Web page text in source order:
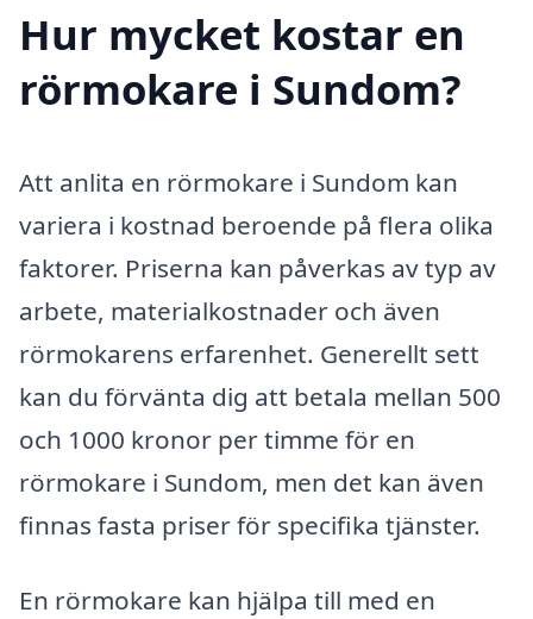
Hur mycket kostar en
rörmokare i Sundom?
Att anlita en rörmokare i Sundom kan
variera i kostnad beroende på flera olika
faktorer. Priserna kan påverkas av typ av
arbete, materialkostnader och även
rörmokarens erfarenhet. Generellt sett
kan du förvänta dig att betala mellan 500
och 1000 kronor per timme för en
rörmokare i Sundom, men det kan även
finnas fasta priser för specifika tjänster.
En rörmokare kan hjälpa till med en